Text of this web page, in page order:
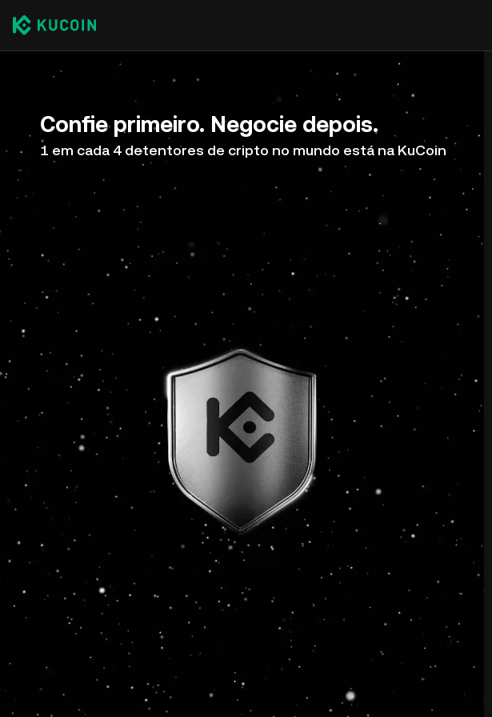
Confie primeiro. Negocie depois.
1 em cada 4 detentores de cripto no mundo está na KuCoin